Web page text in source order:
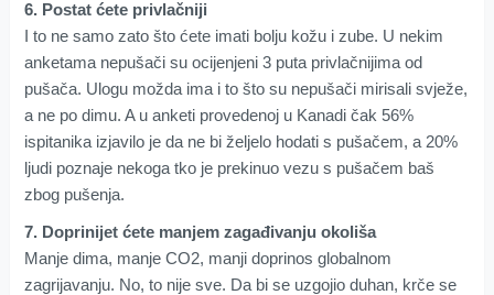
6. Postat ćete privlačniji
I to ne samo zato što ćete imati bolju kožu i zube. U nekim
anketama nepušači su ocijenjeni 3 puta privlačnijima od
pušača. Ulogu možda ima i to što su nepušači mirisali svježe,
a ne po dimu. A u anketi provedenoj u Kanadi čak 56%
ispitanika izjavilo je da ne bi željelo hodati s pušačem, a 20%
ljudi poznaje nekoga tko je prekinuo vezu s pušačem baš
zbog pušenja.
7. Doprinijet ćete manjem zagađivanju okoliša
Manje dima, manje CO2, manji doprinos globalnom
zagrijavanju. No, to nije sve. Da bi se uzgojio duhan, krče se